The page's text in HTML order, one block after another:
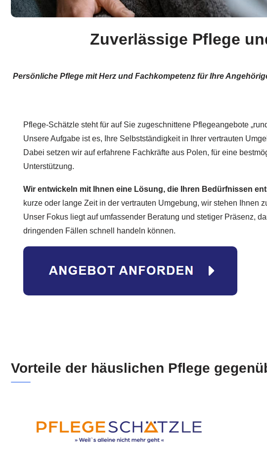
Zuverlässige Pflege
Persönliche Pflege mit Herz und Fachkompetenz für Ihre
Pflege-Schätzle steht für auf Sie zugeschnittene Pflegeangebote
Unsere Aufgabe ist es, Ihre Selbstständigkeit in Ihrer vertrauten
Dabei setzen wir auf erfahrene Fachkräfte aus Polen, für eine
Unterstützung.
Wir entwickeln mit Ihnen eine Lösung, die Ihren Bedürfnissen
kurze oder lange Zeit in der vertrauten Umgebung, wir stehen Ihnen
Unser Fokus liegt auf umfassender Beratung und stetiger Präsenz,
dringenden Fällen schnell handeln können.
Vorteile der häuslichen Pflege